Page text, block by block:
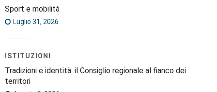
Sport e mobilità
Luglio 31, 2026
ISTITUZIONI
Tradizioni e identità: il Consiglio regionale al fianco dei
territori